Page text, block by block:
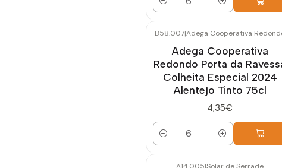
Quantidade
B58.007|Adega Cooperativa
Adega Cooperativa
Redondo Porta da
Colheita Especial 2024
Alentejo Tinto 75cl
4,35€
Quantidade
A14.005|Solar de Serrade